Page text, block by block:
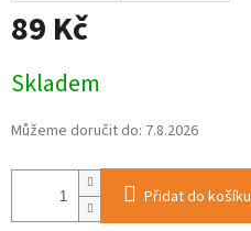
89 Kč
cena:
Skladem
Můžeme doručit do: 7.8.2026
Přidat do košíku